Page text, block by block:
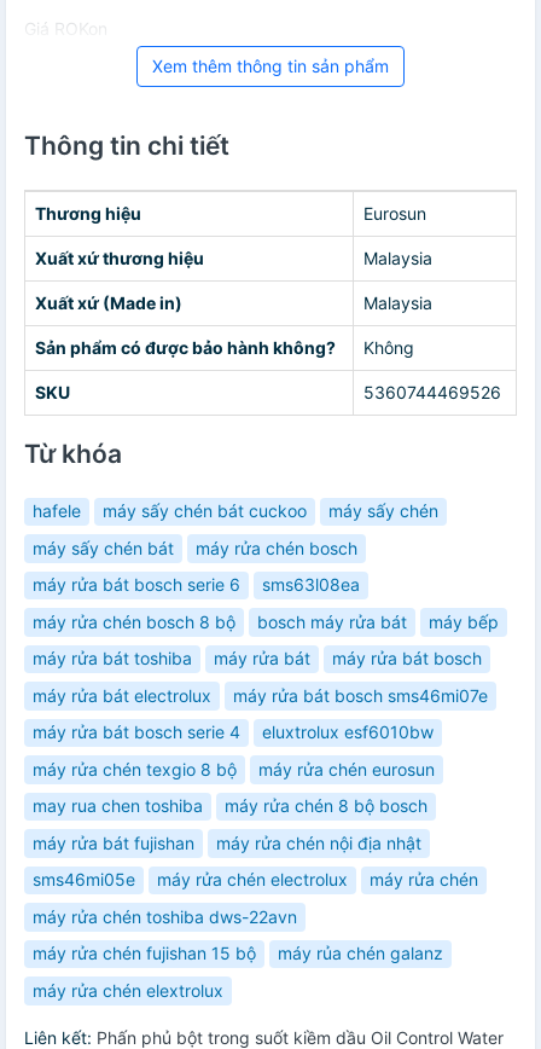
Giá ROKon
Xem thêm thông tin sản phẩm
Thông tin chi tiết
Thương hiệu Eurosun
Xuất xứ thương hiệu Malaysia
Xuất xứ (Made in) Malaysia
Sản phẩm có được bảo hành không? Không
SKU 5360744469526
Từ khóa
hafele máy sấy chén bát cuckoo
máy sấy chén
máy sấy chén bát
máy rửa chén bosch
máy rửa bát bosch serie 6
sms63l08ea
máy rửa chén bosch 8 bộ
bosch máy rửa bát
máy bếp
máy rửa bát toshiba
máy rửa bát
máy rửa bát bosch
máy rửa bát electrolux
máy rửa bát bosch sms46mi07e
máy rửa bát bosch serie 4
eluxtrolux esf6010bw
máy rửa chén texgio 8 bộ
máy rửa chén eurosun
may rua chen toshiba
máy rửa chén 8 bộ bosch
máy rửa bát fujishan
máy rửa chén nội địa nhật
sms46mi05e
máy rửa chén electrolux
máy rửa chén
máy rửa chén toshiba dws-22avn
máy rửa chén fujishan 15 bộ
máy rủa chén galanz
máy rửa chén elextrolux
Liên kết: Phấn phủ bột trong suốt kiềm dầu Oil Control Water